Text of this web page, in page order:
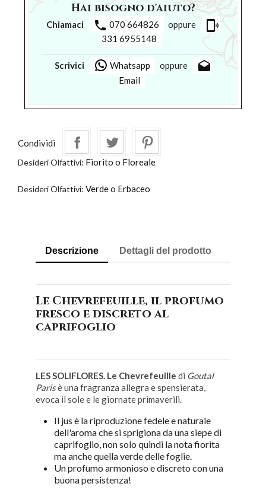
Hai bisogno d'aiuto?
Chiamaci phone 070 664826 oppure phonelink_ring
331 6955148
Scrivici Whatsapp oppure drafts
Email
Condividi
Desideri Olfattivi: Fiorito o Floreale
Desideri Olfattivi: Verde o Erbaceo
Descrizione Dettagli del prodotto
Le Chevrefeuille, il profumo
fresco e discreto al
caprifoglio
LES SOLIFLORES. Le Chevrefeuille di Goutal
Parisè una fragranza allegra e spensierata,
evoca il sole e le giornate primaverili.
Il jus è la riproduzione fedele e naturale
dell'aroma che si sprigiona da una siepe di
caprifoglio, non solo quindi la nota fiorita
ma anche quella verde delle foglie.
Un profumo armonioso e discreto con una
buona persistenza!